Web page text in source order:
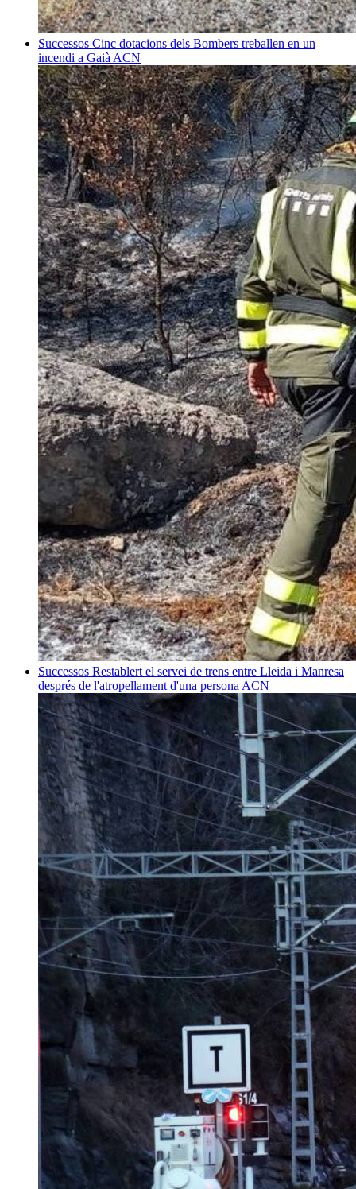
Successos Cinc dotacions dels Bombers treballen en un
incendi a Gaià ACN
Successos Restablert el servei de trens entre Lleida i Manresa
després de l'atropellament d'una persona ACN